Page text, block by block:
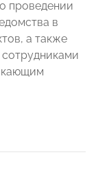
проведении
в
а также